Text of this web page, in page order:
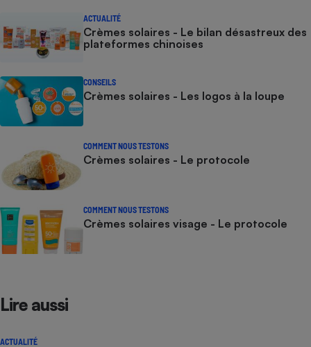
ACTUALITÉ
Crèmes solaires - Le bilan désastreux des
plateformes chinoises
CONSEILS
Crèmes solaires - Les logos à la loupe
COMMENT NOUS TESTONS
Crèmes solaires - Le protocole
COMMENT NOUS TESTONS
Crèmes solaires visage - Le protocole
Lire aussi
ACTUALITÉ